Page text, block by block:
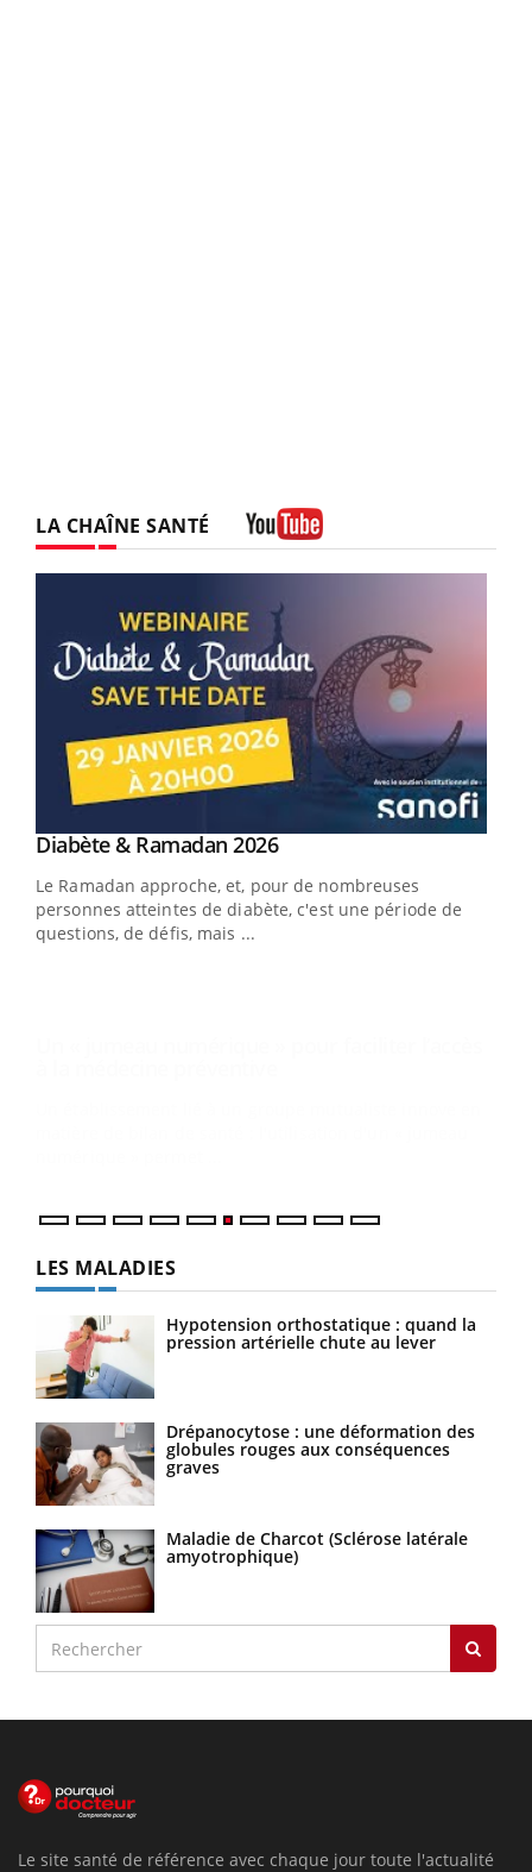
LA CHAÎNE SANTÉ
Youtube
Diabète & Ramadan 2026Youtube
Le Ramadan approche, et, pour de nombreuses
personnes atteintes de diabète, c'est une période de
questions, de défis, mais ...
Youtube
Un « jumeau numérique » pour faciliter l’accès
Un établissement lié à un groupe mutualiste innove en
matière de bilan de santé : l'utilisation d'un « jumeau
LES MALADIES
Hypotension orthostatique : quand la
pression artérielle chute au lever
Drépanocytose : une déformation des
globules rouges aux conséquences
graves
Maladie de Charcot (Sclérose latérale
amyotrophique)
Le site santé de référence avec chaque jour toute l'actualité